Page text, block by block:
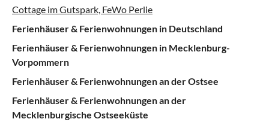
Cottage im Gutspark, FeWo Perlie
Ferienhäuser & Ferienwohnungen in Deutschland
Ferienhäuser & Ferienwohnungen in Mecklenburg-
Vorpommern
Ferienhäuser & Ferienwohnungen an der Ostsee
Ferienhäuser & Ferienwohnungen an der
Mecklenburgische Ostseeküste